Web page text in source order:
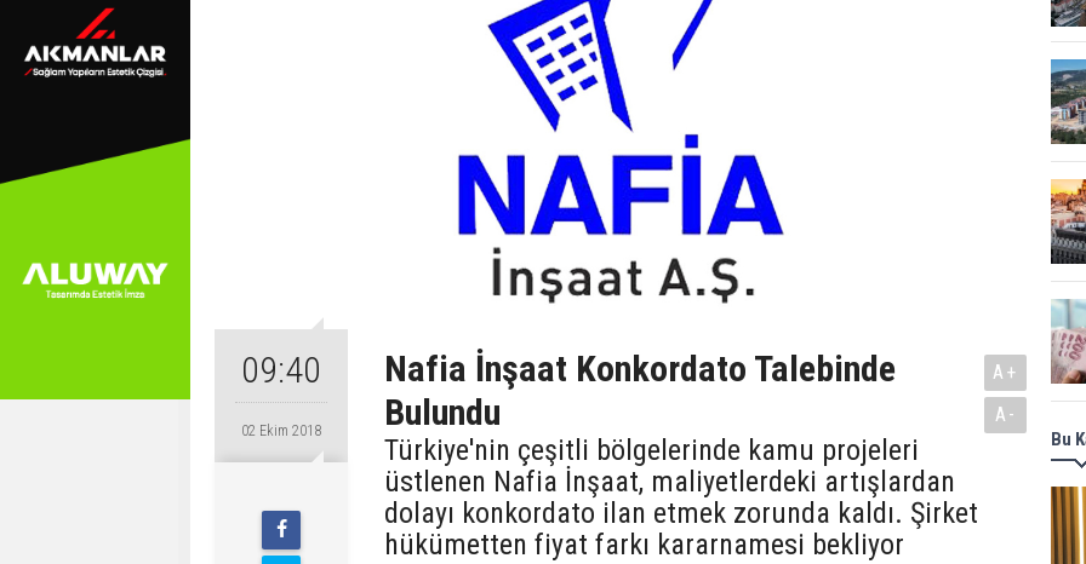
09:40
02 Ekim 2018
Nafia İnşaat Konkordato Talebinde
Bulundu
Türkiye'nin çeşitli bölgelerinde kamu projeleri
üstlenen Nafia İnşaat, maliyetlerdeki artışlardan
dolayı konkordato ilan etmek zorunda kaldı. Şirket
hükümetten fiyat farkı kararnamesi bekliyor
A+
A-
Bu